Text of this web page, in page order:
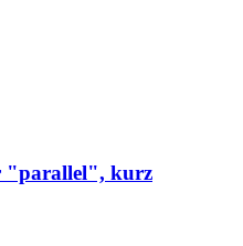
"parallel", kurz